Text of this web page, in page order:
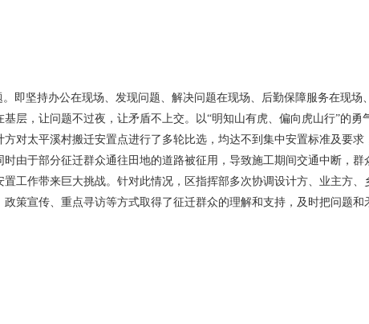
即坚持办公在现场、发现问题、解决问题在现场、后勤保障服务在现场
层，让问题不过夜，让矛盾不上交。以“明知山有虎、偏向虎山行”的勇
对太平溪村搬迁安置点进行了多轮比选，均达不到集中安置标准及要求
由于部分征迁群众通往田地的道路被征用，导致施工期间交通中断，群
工作带来巨大挑战。针对此情况，区指挥部多次协调设计方、业主方、
策宣传、重点寻访等方式取得了征迁群众的理解和支持，及时把问题和